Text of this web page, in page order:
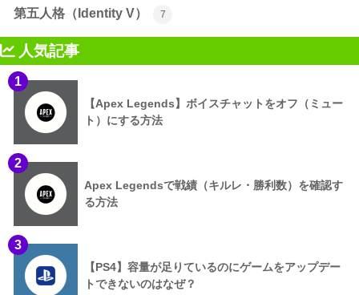
第五人格（Identity V） 7
人気記事
1
【Apex Legends】ボイスチャットをオフ（ミュー
ト）にする方法
2
Apex Legendsで戦績（キルレ・勝利数）を確認す
る方法
3
【PS4】容量が足りているのにゲームをアップデー
トできないのはなぜ？